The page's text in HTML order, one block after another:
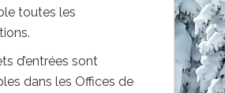
toutes les
d’entrées sont
dans les Offices de